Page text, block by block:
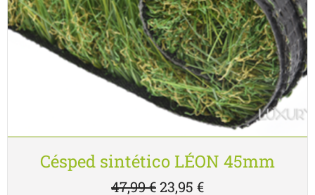
Césped sintético LÉON 45mm
47,99€23,95 €